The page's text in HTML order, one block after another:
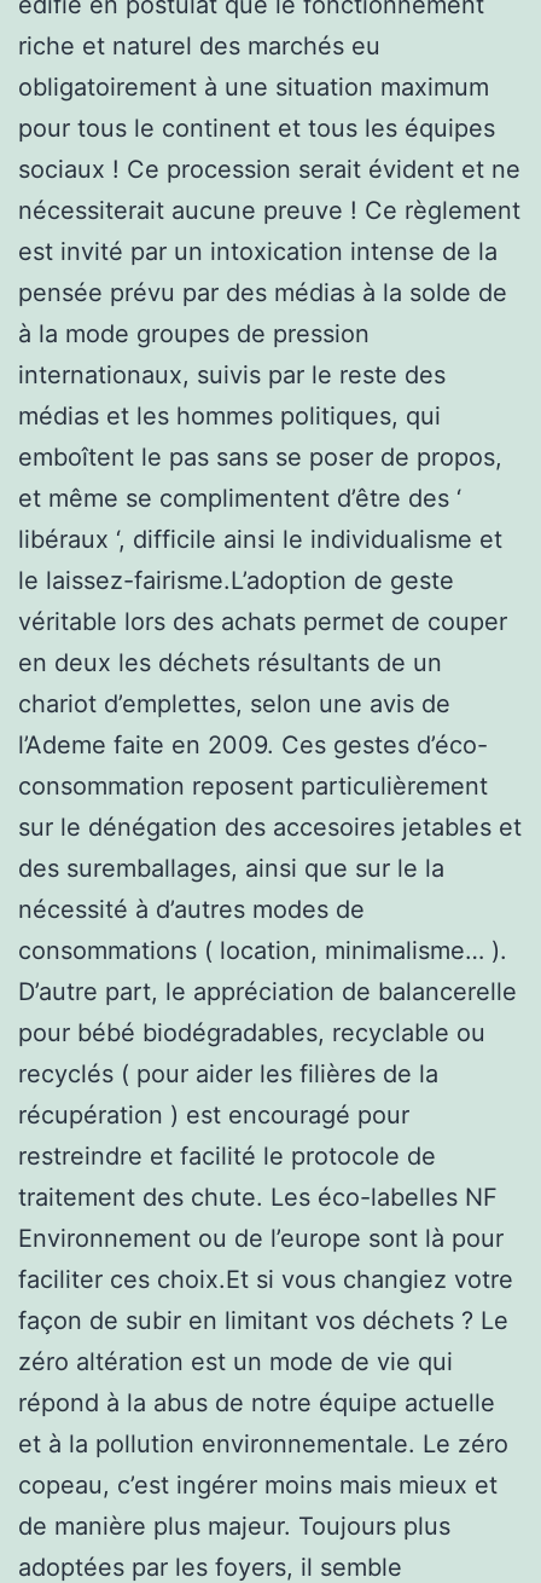
riche et naturel des marchés eu
obligatoirement à une situation maximum
pour tous le continent et tous les équipes
sociaux ! Ce procession serait évident et ne
nécessiterait aucune preuve ! Ce règlement
est invité par un intoxication intense de la
pensée prévu par des médias à la solde de
à la mode groupes de pression
internationaux, suivis par le reste des
médias et les hommes politiques, qui
emboîtent le pas sans se poser de propos,
et même se complimentent d’être des ‘
libéraux ‘, difficile ainsi le individualisme et
le laissez-fairisme.L’adoption de geste
véritable lors des achats permet de couper
en deux les déchets résultants de un
chariot d’emplettes, selon une avis de
l’Ademe faite en 2009. Ces gestes d’éco-
consommation reposent particulièrement
sur le dénégation des accesoires jetables et
des suremballages, ainsi que sur le la
nécessité à d’autres modes de
consommations ( location, minimalisme… ).
D’autre part, le appréciation de balancerelle
pour bébé biodégradables, recyclable ou
recyclés ( pour aider les filières de la
récupération ) est encouragé pour
restreindre et facilité le protocole de
traitement des chute. Les éco-labelles NF
Environnement ou de l’europe sont là pour
faciliter ces choix.Et si vous changiez votre
façon de subir en limitant vos déchets ? Le
zéro altération est un mode de vie qui
répond à la abus de notre équipe actuelle
et à la pollution environnementale. Le zéro
copeau, c’est ingérer moins mais mieux et
de manière plus majeur. Toujours plus
adoptées par les foyers, il semble